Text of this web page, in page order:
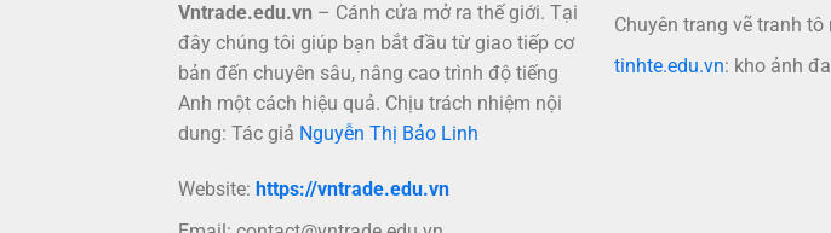
Vntrade.edu.vn – Cánh cửa mở ra thế giới. Tại
đây chúng tôi giúp bạn bắt đầu từ giao tiếp cơ
bản đến chuyên sâu, nâng cao trình độ tiếng
Anh một cách hiệu quả. Chịu trách nhiệm nội
dung: Tác giả Nguyễn Thị Bảo Linh
Website: https://vntrade.edu.vn
Chuyên trang vẽ tranh tô
tinhte.edu.vn: kho ảnh